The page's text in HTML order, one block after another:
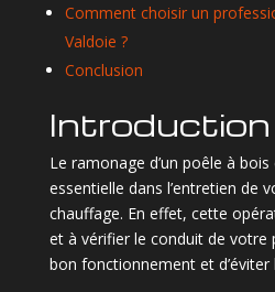
Comment choisir un
Valdoie ?
Conclusion
Introduction
Le ramonage d’un poêle à
essentielle dans l’entretien de
chauffage. En effet, cette
et à vérifier le conduit de votre
bon fonctionnement et d’éviter